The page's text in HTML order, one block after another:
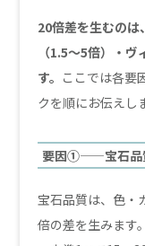
20倍差を生むの
（1.5〜5倍）・
す。 ここでは各要
クを順にお伝えし
要因①——宝石品
宝石品質は、色・
倍の差を生みます